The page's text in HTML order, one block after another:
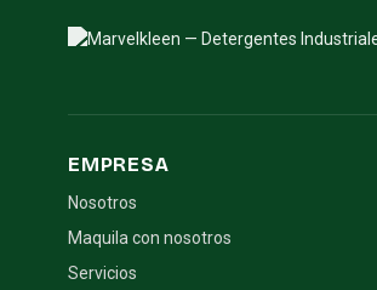
EMPRESA
Nosotros
Maquila con nosotros
Servicios